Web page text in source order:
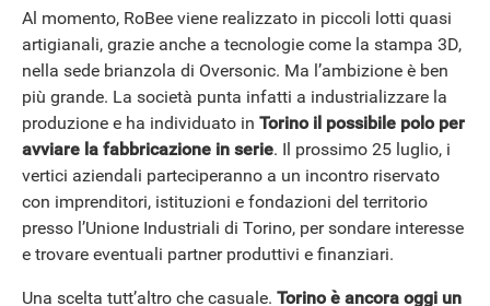
Al momento, RoBee viene realizzato in piccoli lotti quasi
artigianali, grazie anche a tecnologie come la stampa 3D,
nella sede brianzola di Oversonic. Ma l’ambizione è ben
più grande. La società punta infatti a industrializzare la
produzione e ha individuato in Torino il possibile polo per
avviare la fabbricazione in serie. Il prossimo 25 luglio, i
vertici aziendali parteciperanno a un incontro riservato
con imprenditori, istituzioni e fondazioni del territorio
presso l’Unione Industriali di Torino, per sondare interesse
e trovare eventuali partner produttivi e finanziari.
Una scelta tutt’altro che casuale. Torino è ancora oggi un